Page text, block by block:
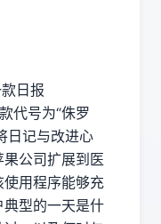
日报
代号为“侏罗
日记与改进心
公司扩展到医
用程序能够充
型的一天是什